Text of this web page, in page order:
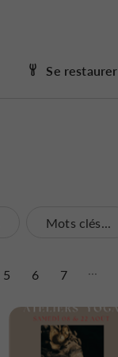
Se restaurer
Mots clés...
5 6 7 ...